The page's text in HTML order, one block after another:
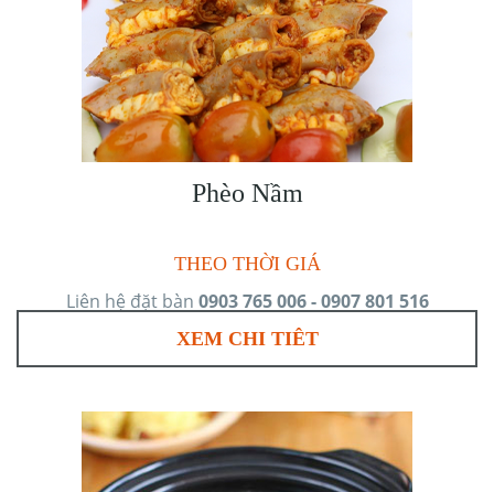
Phèo Nầm
THEO THỜI GIÁ
Liên hệ đặt bàn 0903 765 006 - 0907 801 516
XEM CHI TIÊT